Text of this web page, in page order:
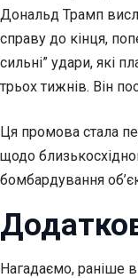
Дональд Трамп
справу до кінця,
сильні” удари, які
трьох тижнів. Він
Ця промова стала
щодо
бомбардування
Нагадаємо, раніше